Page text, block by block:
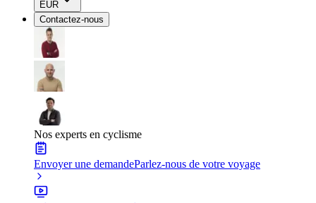
EUR
Contactez-nous
Nos experts en cyclisme
Envoyer une demandeParlez-nous de votre voyage